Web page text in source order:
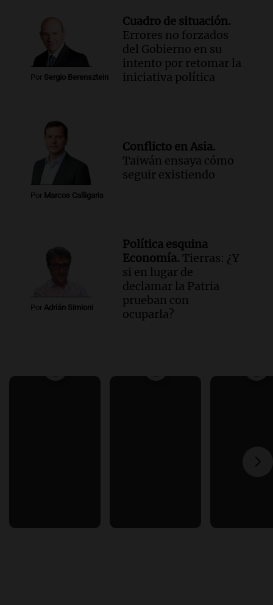
Por Sergio Berensztein
Cuadro de situación.
Errores no forzados
del Gobierno en su
intento por retomar la
iniciativa política
Por Marcos Calligaris
Conflicto en Asia.
Taiwán ensaya cómo
seguir existiendo
Por Adrián Simioni
Política esquina
Economía. Tierras: ¿Y
si en lugar de
declamar la Patria
prueban con
ocuparla?